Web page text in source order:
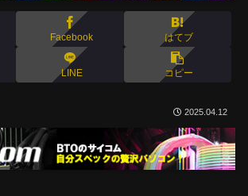
Facebook はてブ
LINE コピー
2025.04.12